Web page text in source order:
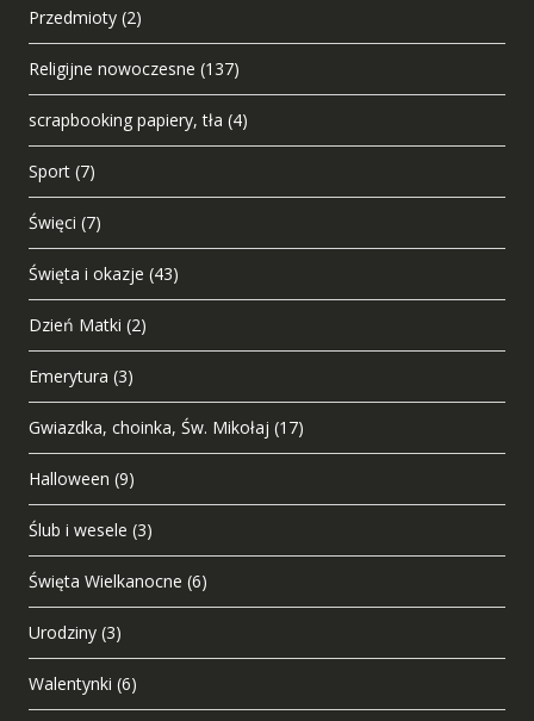
Przedmioty (2)
Religijne nowoczesne (137)
scrapbooking papiery, tła (4)
Sport (7)
Święci (7)
Święta i okazje (43)
Dzień Matki (2)
Emerytura (3)
Gwiazdka, choinka, Św. Mikołaj (17)
Halloween (9)
Ślub i wesele (3)
Święta Wielkanocne (6)
Urodziny (3)
Walentynki (6)